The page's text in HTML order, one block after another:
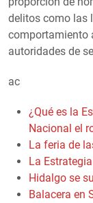
delitos como las
comportamiento
autoridades de
ac
¿Qué es la
Nacional el
La feria de
La
Hidalgo se
Balacera en